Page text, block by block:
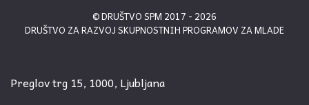
© DRUŠTVO SPM 2017 - 2026
DRUŠTVO ZA RAZVOJ SKUPNOSTNIH PROGRAMOV ZA MLADE
Preglov trg 15, 1000, Ljubljana